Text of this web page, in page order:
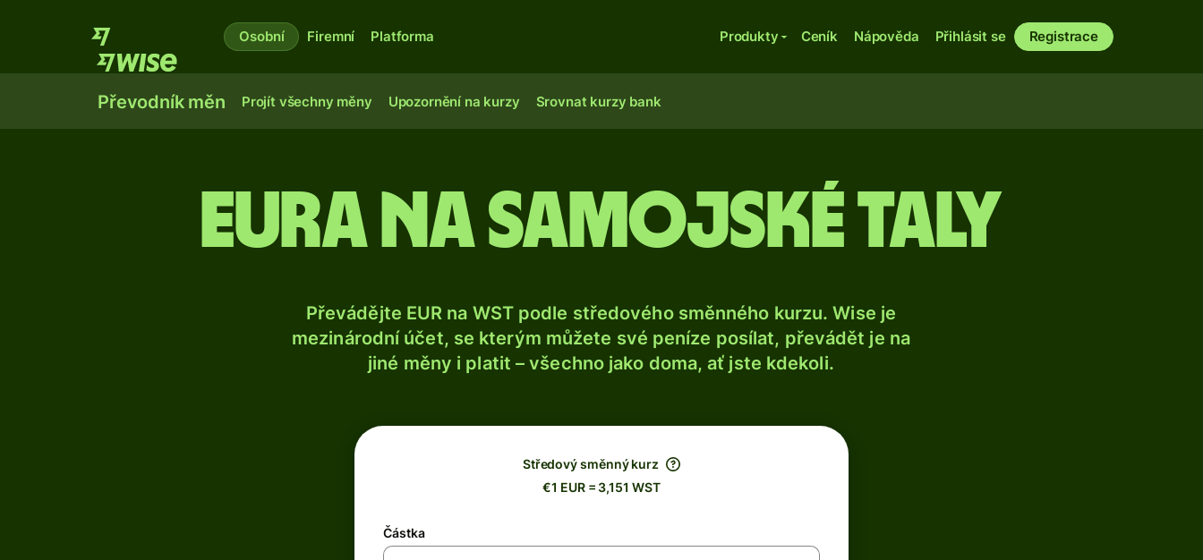
Osobní Firemní Platforma Produkty Ceník Nápověda Přihlásit se Registrace
Převodník měn Projít všechny měny Upozornění na kurzy Srovnat kurzy bank
Eura na samojské taly
Převádějte EUR na WST podle středového směnného kurzu. Wise je
mezinárodní účet, se kterým můžete své peníze posílat, převádět je na
jiné měny i platit – všechno jako doma, ať jste kdekoli.
Středový směnný kurz
€1 EUR = 3,151 WST
Částka